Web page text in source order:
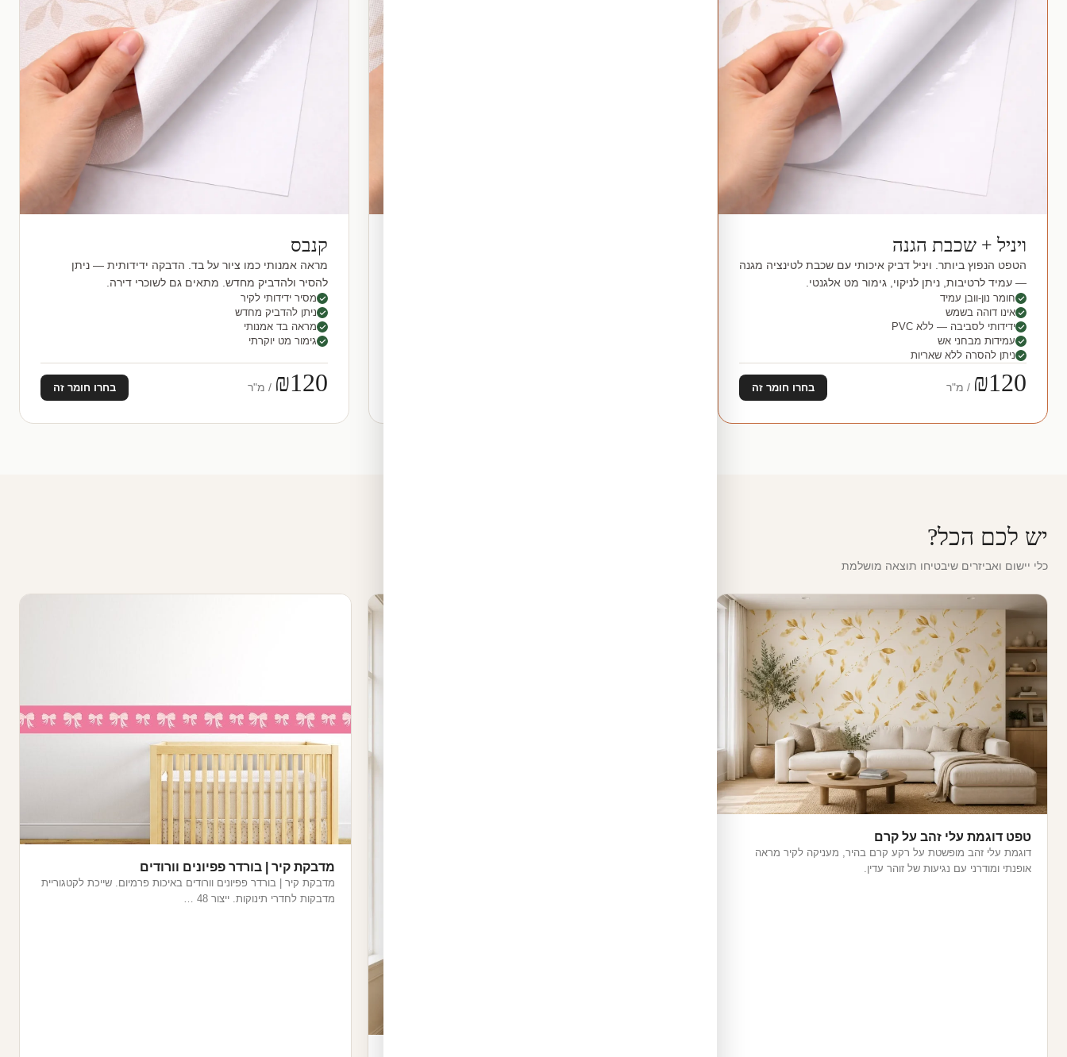
ויניל + שכבת הגנה
הטפט הנפוץ ביותר. ויניל דביק איכותי עם שכבת לטינציה מגנה
— עמיד לרטיבות, ניתן לניקוי, גימור מט אלגנטי.
חומר נון-וובן עמיד
אינו דוהה בשמש
ידידותי לסביבה — ללא PVC
עמידות מבחני אש
ניתן להסרה ללא שאריות
₪120 / מ"ר בחרו חומר זה
קנבס
מראה אמנותי כמו ציור על בד. הדבקה ידידותית — ניתן
להסיר ולהדביק מחדש. מתאים גם לשוכרי דירה.
מסיר ידידותי לקיר
ניתן להדביק מחדש
מראה בד אמנותי
גימור מט יוקרתי
₪120 / מ"ר בחרו חומר זה
יש לכם הכל?
כלי יישום ואביזרים שיבטיחו תוצאה מושלמת
טפט דוגמת עלי זהב על קרם
דוגמת עלי זהב מופשטת על רקע קרם בהיר, מעניקה לקיר מראה
אופנתי ומודרני עם נגיעות של זוהר עדין.
מדבקת קיר | בורדר פפיונים וורודים
מדבקת קיר | בורדר פפיונים וורודים באיכות פרמיום. שייכת לקטגוריית
מדבקות לחדרי תינוקות. ייצור 48 …